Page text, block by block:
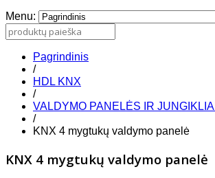
Menu:
Pagrindinis
/
HDL KNX
/
VALDYMO PANELĖS IR JUNGIKLIAI
/
KNX 4 mygtukų valdymo panelė
KNX 4 mygtukų valdymo panelė